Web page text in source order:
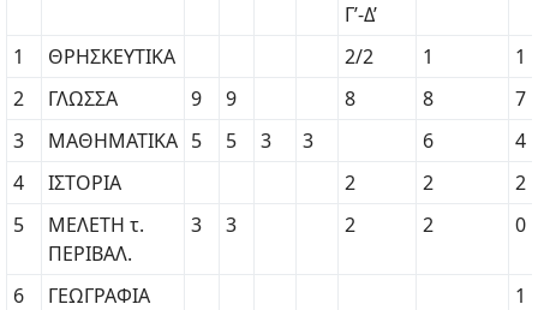
Γ’-Δ’
1 ΘΡΗΣΚΕΥΤΙΚΑ 2/2 1
1
2
ΓΛΩΣΣΑ 9 9 8 8
7
3
ΜΑΘΗΜΑΤΙΚΑ 5 5 3 3 6
4
4
ΙΣΤΟΡΙΑ 2 2
2
5
ΜΕΛΕΤΗ τ.
ΠΕΡΙΒΑΛ.
3 3 2 2 0
6 ΓΕΩΓΡΑΦΙΑ
1